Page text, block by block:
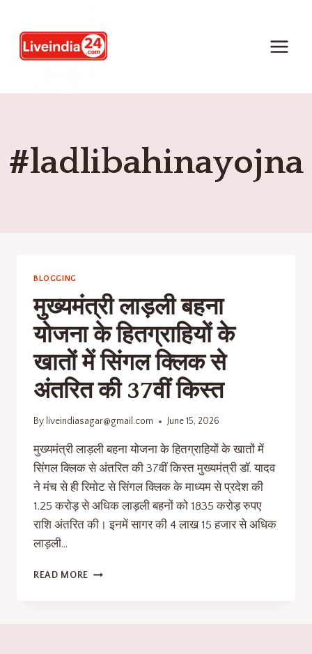
#ladlibahinayojna
BLOGGING
मुख्यमंत्री लाड़ली बहना
योजना के हितग्राहियों के
खातों में सिंगल क्लिक से
अंतरित की 37वीं किस्त
By liveindiasagar@gmail.com June 15, 2026
मुख्यमंत्री लाड़ली बहना योजना के हितग्राहियों के खातों में
सिंगल क्लिक से अंतरित की 37वीं किस्त मुख्यमंत्री डॉ. यादव
ने मंच से ही रिमोट से सिंगल क्लिक के माध्यम से प्रदेश की
1.25 करोड़ से अधिक लाड़ली बहनों को 1835 करोड़ रुपए
राशि अंतरित की। इनमें सागर की 4 लाख 15 हजार से अधिक
लाड़ली…
READ MORE